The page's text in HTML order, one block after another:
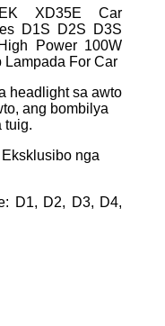
XD35E Car
D1S D2S D3S
Power 100W
Lampada For Car
headlight sa awto
ang bombilya
tuig.
nga
D1, D2, D3, D4,